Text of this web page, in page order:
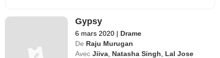
Gypsy
6 mars 2020 | Drame
De Raju Murugan
Avec Jiiva Natasha Singh Lal Jose